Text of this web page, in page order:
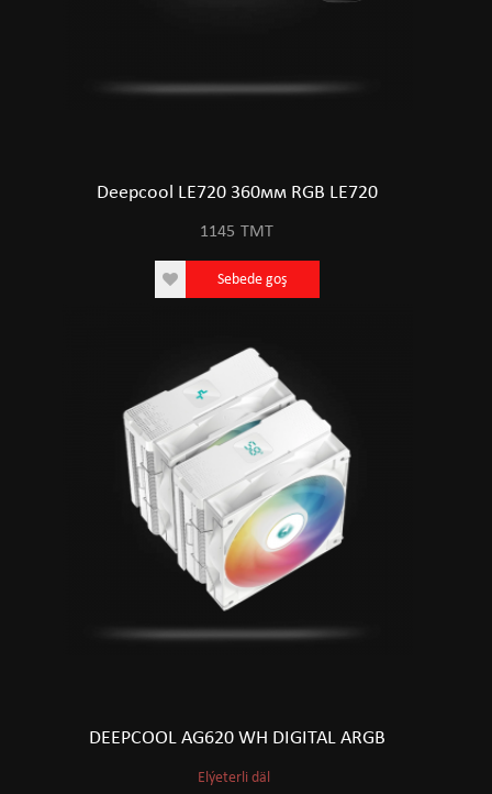
Deepcool LE720 360мм RGB LE720
1145 TMT
Sebede goş
DEEPCOOL AG620 WH DIGITAL ARGB
Elýeterli däl